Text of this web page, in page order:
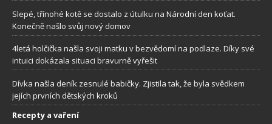
Slepé, třínohé kotě se dostalo z útulku na Národní den koťat.
Konečně našlo svůj nový domov
4letá holčička našla svoji matku v bezvědomí na podlaze. Díky své
intuici dokázala situaci bravurně vyřešit
Dívka našla deník zesnulé babičky. Zjistila tak, že byla svědkem
jejích prvních dětských kroků
Recepty a vaření